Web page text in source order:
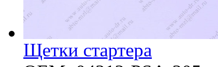
Щетки стартера